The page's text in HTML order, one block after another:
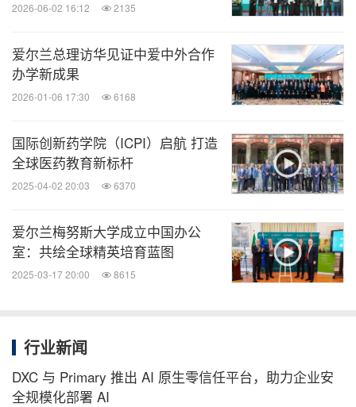
在很多国家的新冠病毒治疗指南和论文中都提到了爱
去 20 年中国经济的高速增长举世瞩目，Aerogen 作
为一家年轻的公司正在进军这个市场潜力巨大的新兴
市场。我们在中国设有自己的办事处，通过当地的主
要经销商和不同地区的子经销商开展工作。进入中国
市场是一项长期的投资战略，蕴藏其中的巨大市场潜
力和机遇正在逐步显现。Aerogen把该市场视为自身
联系爱尔真（北京）医疗设备有限公司，电话：010-
67884950 网站:www.aerogenchina.cn
2026-06-02 16:12 2135
爱尔兰总理访华见证中爱中外合作
办学新成果
2026-01-06 17:30 6168
国际创新药学院（ICPI）启航 打造
全球医药教育新标杆
2025-04-02 20:03 6370
爱尔兰梅努斯大学成立中国办公
室：共绘全球精英培育蓝图
2025-03-17 20:00 8615
行业新闻
DXC 与 Primary 推出 AI 原生零信任平台，助力企业安
全规模化部署 AI